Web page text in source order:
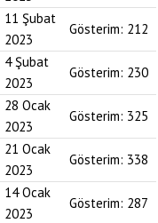
11 Şubat
2023
Gösterim: 212
4 Şubat
2023
Gösterim: 230
28 Ocak
2023
Gösterim: 325
21 Ocak
2023
Gösterim: 338
14 Ocak
2023
Gösterim: 287